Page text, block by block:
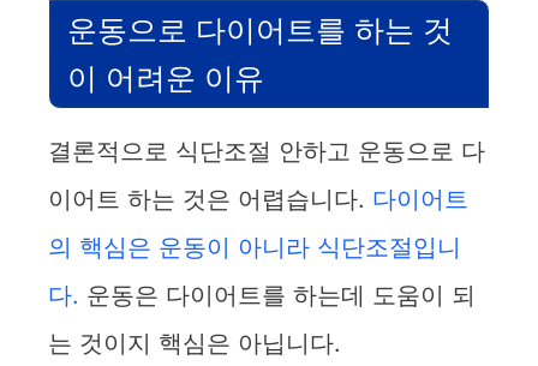
운동으로 다이어트를 하는 것
이 어려운 이유
결론적으로 식단조절 안하고 운동으로 다
이어트 하는 것은 어렵습니다. 다이어트
의 핵심은 운동이 아니라 식단조절입니
다. 운동은 다이어트를 하는데 도움이 되
는 것이지 핵심은 아닙니다.